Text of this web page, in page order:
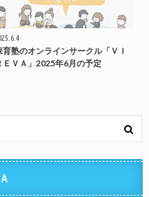
育塾のオンラインサークル「ＶＩ
ＥＶＡ」2025年6月の予定